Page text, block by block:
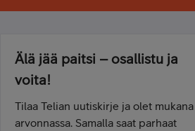
Älä jää paitsi – osallistu ja
voita!
Tilaa Telian uutiskirje ja olet mukana
arvonnassa. Samalla saat parhaat